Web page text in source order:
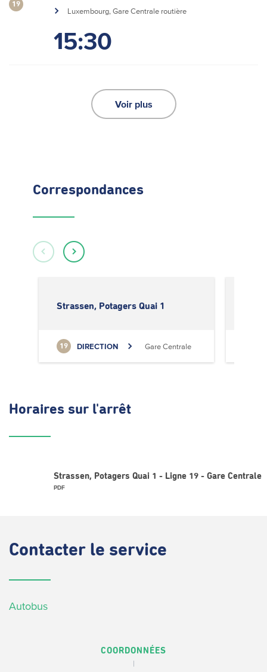
19
Luxembourg, Gare Centrale routière
15:30
Voir plus
Correspondances
Strassen, Potagers Quai 1
19 DIRECTION Gare Centrale
Horaires sur l'arrêt
Strassen, Potagers Quai 1 - Ligne 19 - Gare Centrale
PDF
Contacter le service
Autobus
COORDONNÉES